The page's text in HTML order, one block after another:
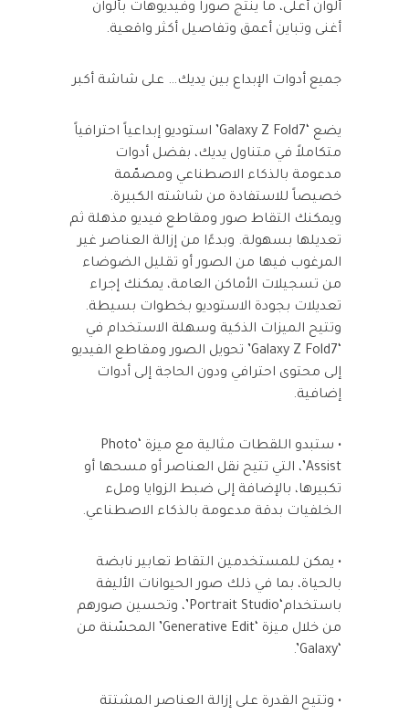
ألوان أعلى، ما ينتج صوراً وفيديوهات بألوان
أغنى وتباين أعمق وتفاصيل أكثر واقعية.
جميع أدوات الإبداع بين يديك… على شاشة أكبر
يضع ‘Galaxy Z Fold7’ استوديو إبداعياً احترافياً
متكاملاً في متناول يديك، بفضل أدوات
مدعومة بالذكاء الاصطناعي ومصمّمة
خصيصاً للاستفادة من شاشته الكبيرة.
ويمكنك التقاط صور ومقاطع فيديو مذهلة ثم
تعديلها بسهولة. وبدءًا من إزالة العناصر غير
المرغوب فيها من الصور أو تقليل الضوضاء
من تسجيلات الأماكن العامة، يمكنك إجراء
تعديلات بجودة الاستوديو بخطوات بسيطة.
وتتيح الميزات الذكية وسهلة الاستخدام في
‘Galaxy Z Fold7’ تحويل الصور ومقاطع الفيديو
إلى محتوى احترافي ودون الحاجة إلى أدوات
إضافية.
• ستبدو اللقطات مثالية مع ميزة ‘Photo
Assist’، التي تتيح نقل العناصر أو مسحها أو
تكبيرها، بالإضافة إلى ضبط الزوايا وملء
الخلفيات بدقة مدعومة بالذكاء الاصطناعي.
• يمكن للمستخدمين التقاط تعابير نابضة
بالحياة، بما في ذلك صور الحيوانات الأليفة
باستخدام‘Portrait Studio’، وتحسين صورهم
من خلال ميزة ‘Generative Edit’ المحسّنة من
• وتتيح القدرة على إزالة العناصر المشتتة